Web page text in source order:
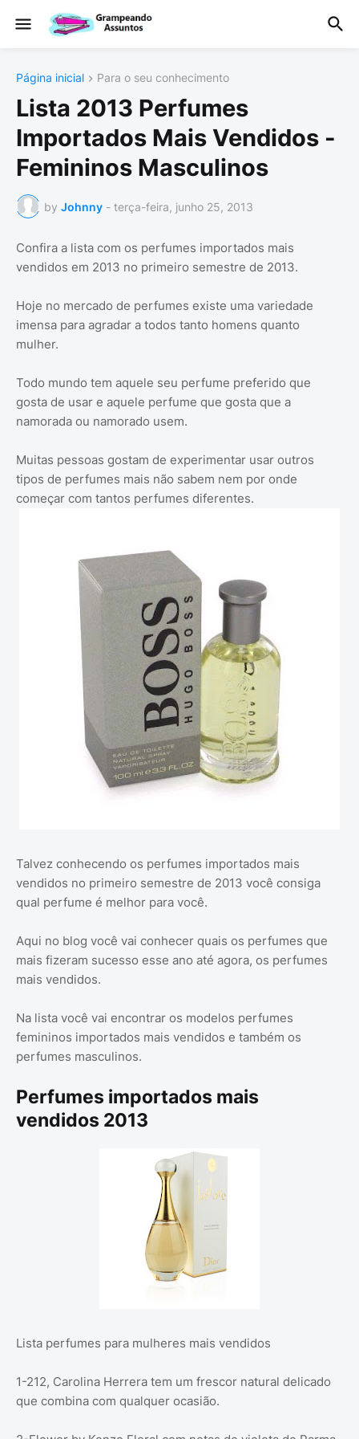
Página inicial Para o seu conhecimento
Lista 2013 Perfumes
Importados Mais Vendidos -
Femininos Masculinos
by Johnny - terça-feira, junho 25, 2013
Confira a lista com os perfumes importados mais
vendidos em 2013 no primeiro semestre de 2013.
Hoje no mercado de perfumes existe uma variedade
imensa para agradar a todos tanto homens quanto
mulher.
Todo mundo tem aquele seu perfume preferido que
gosta de usar e aquele perfume que gosta que a
namorada ou namorado usem.
Muitas pessoas gostam de experimentar usar outros
tipos de perfumes mais não sabem nem por onde
começar com tantos perfumes diferentes.
Talvez conhecendo os perfumes importados mais
vendidos no primeiro semestre de 2013 você consiga
qual perfume é melhor para você.
Aqui no blog você vai conhecer quais os perfumes que
mais fizeram sucesso esse ano até agora, os perfumes
mais vendidos.
Na lista você vai encontrar os modelos perfumes
femininos importados mais vendidos e também os
perfumes masculinos.
Perfumes importados mais
vendidos 2013
Lista perfumes para mulheres mais vendidos
1-212, Carolina Herrera tem um frescor natural delicado
que combina com qualquer ocasião.